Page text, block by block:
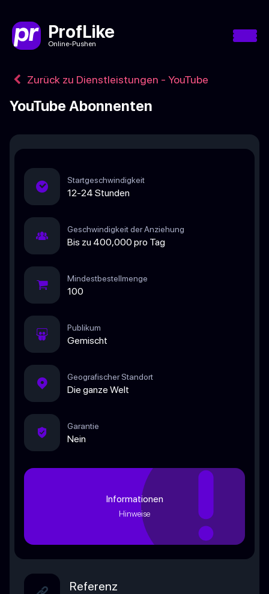
ProfLike
Online-Pushen
Zurück zu Dienstleistungen - YouTube
YouTube Abonnenten
Startgeschwindigkeit
12-24 Stunden
Geschwindigkeit der Anziehung
Bis zu 400,000 pro Tag
Mindestbestellmenge
100
Publikum
Gemischt
Geografischer Standort
Die ganze Welt
Garantie
Nein
Informationen
Hinweise
Referenz